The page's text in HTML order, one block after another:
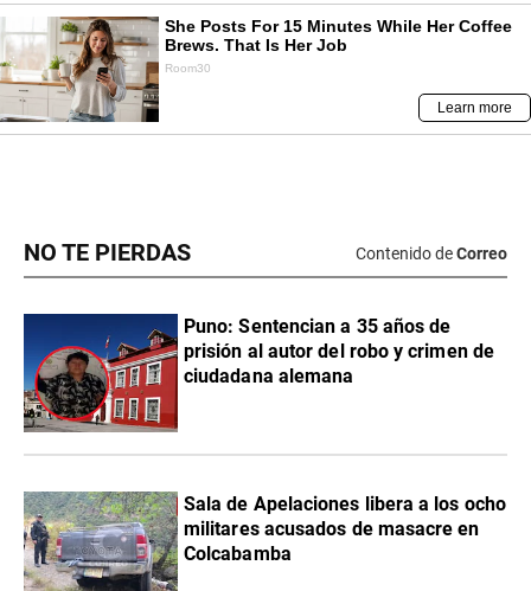
NO TE PIERDAS Contenido deCorreo
Puno: Sentencian a 35 años de
prisión al autor del robo y crimen de
ciudadana alemana
Sala de Apelaciones libera a los ocho
militares acusados de masacre en
Colcabamba